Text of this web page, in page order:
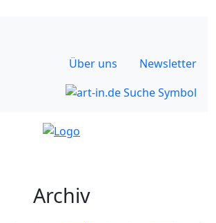
Über uns Newsletter
Archiv